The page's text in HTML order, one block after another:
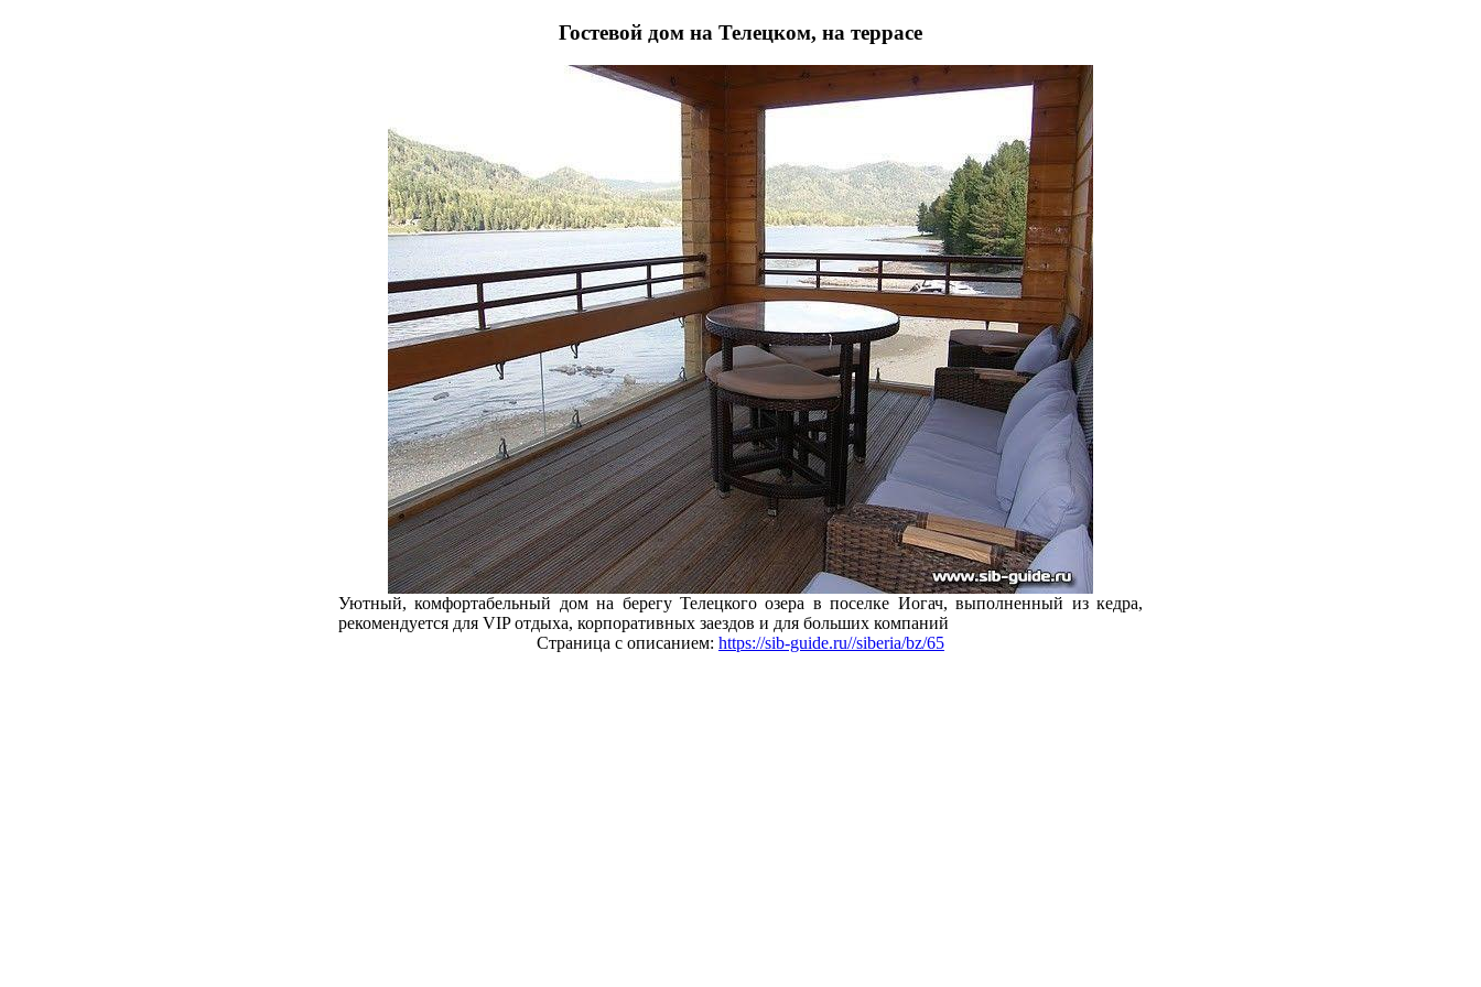
Гостевой дом на Телецком, на террасе
Уютный, комфортабельный дом на берегу Телецкого озера в поселке Иогач, выполненный из кедра,
рекомендуется для VIP отдыха, корпоративных заездов и для больших компаний
Страница с описанием: https://sib-guide.ru//siberia/bz/65